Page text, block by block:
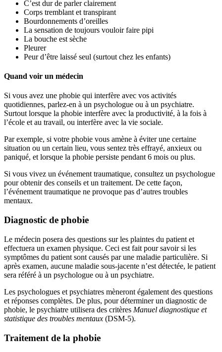
C’est dur de parler clairement
Corps tremblant et transpirant
Bourdonnements d’oreilles
La sensation de toujours vouloir faire pipi
La bouche est sèche
Pleurer
Peur d’être laissé seul (surtout chez les enfants)
Quand voir un médecin
Si vous avez une phobie qui interfère avec vos activités
quotidiennes, parlez-en à un psychologue ou à un psychiatre.
Surtout lorsque la phobie interfère avec la productivité, à la fois à
l’école et au travail, ou interfère avec la vie sociale.
Par exemple, si votre phobie vous amène à éviter une certaine
situation ou un certain lieu, vous sentez très effrayé, anxieux ou
paniqué, et lorsque la phobie persiste pendant 6 mois ou plus.
Si vous vivez un événement traumatique, consultez un psychologue
pour obtenir des conseils et un traitement. De cette façon,
l’événement traumatique ne provoque pas d’autres troubles
mentaux.
Diagnostic de phobie
Le médecin posera des questions sur les plaintes du patient et
effectuera un examen physique. Ceci est fait pour savoir si les
symptômes du patient sont causés par une maladie particulière. Si
après examen, aucune maladie sous-jacente n’est détectée, le patient
sera référé à un psychologue ou à un psychiatre.
Les psychologues et psychiatres mèneront également des questions
et réponses complètes. De plus, pour déterminer un diagnostic de
phobie, le psychiatre utilisera des critères Manuel diagnostique et
statistique des troubles mentaux (DSM-5).
Traitement de la phobie